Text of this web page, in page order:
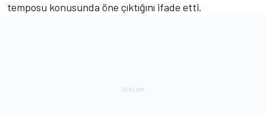
temposu konusunda öne çıktığını ifade etti.